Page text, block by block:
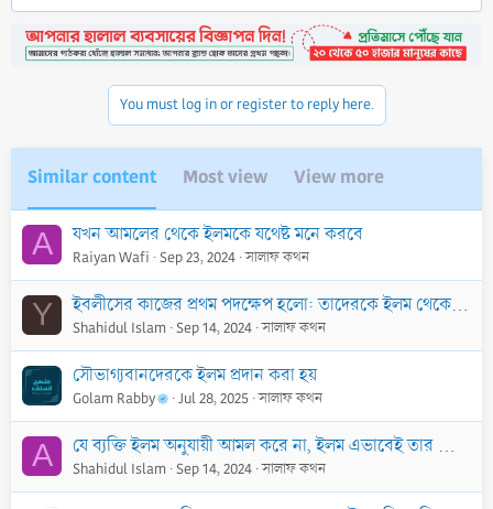
You must log in or register to reply here.
Similar content Most view View more
A যখন আমলের থেকে ইলমকে যথেষ্ট মনে করবে
Raiyan Wafi Sep 23, 2024 সালাফ কথন
Y ইবলীসের কাজের প্রথম পদক্ষেপ হলো: তাদেরকে ইলম থেকে বিরত রাখা
Shahidul Islam Sep 14, 2024 সালাফ কথন
সৌভাগ্যবানদেরকে ইলম প্রদান করা হয়
Golam Rabby Jul 28, 2025 সালাফ কথন
A যে ব্যক্তি ইলম অনুযায়ী আমল করে না, ইলম এভাবেই তার কাছ থেকে ঝরে পড়ে
Shahidul Islam Sep 14, 2024 সালাফ কথন